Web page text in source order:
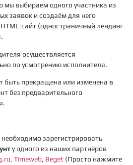
мы выбираем одного участника из
заявок и создаём для него
сайт (одностраничный лендинг
осуществляется
по усмотрению исполнителя.
быть прекращена или изменена в
без предварительного
необходимо зарегистрировать
у одного из наших партнёров
Timeweb Beget (Просто нажмите